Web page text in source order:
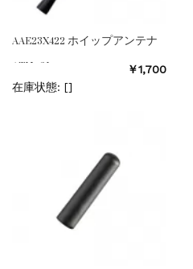
AAE23X422 ホイップアンテナ
ATU−6J
￥1,700
在庫状態: []